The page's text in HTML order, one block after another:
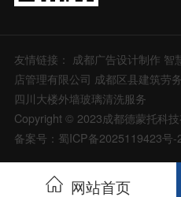
友情链接： 成都广告设计制作 智
店管理有限公司 成都区县建筑劳
四川大楼外墙玻璃清洗服务
Copyright © 2023成都德蒙托科
备案号：蜀ICP备2025119423号-
网站首页